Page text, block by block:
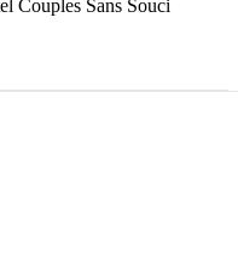
Couples Sans Souci